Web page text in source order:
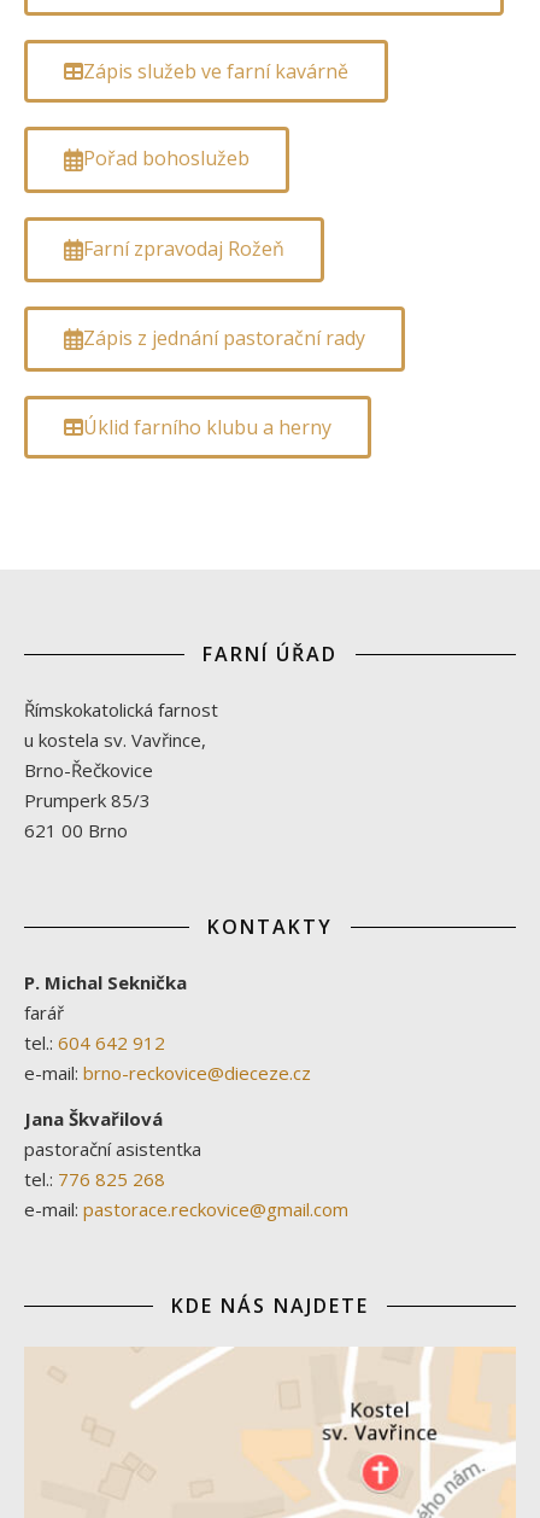
Zápis služeb ve farní kavárně
Pořad bohoslužeb
Farní zpravodaj Rožeň
Zápis z jednání pastorační rady
Úklid farního klubu a herny
FARNÍ ÚŘAD
Římskokatolická farnost
u kostela sv. Vavřince,
Brno-Řečkovice
Prumperk 85/3
621 00 Brno
KONTAKTY
P. Michal Seknička
farář
tel.: 604 642 912
e-mail: brno-reckovice@dieceze.cz
Jana Škvařilová
pastorační asistentka
tel.: 776 825 268
e-mail: pastorace.reckovice@gmail.com
KDE NÁS NAJDETE